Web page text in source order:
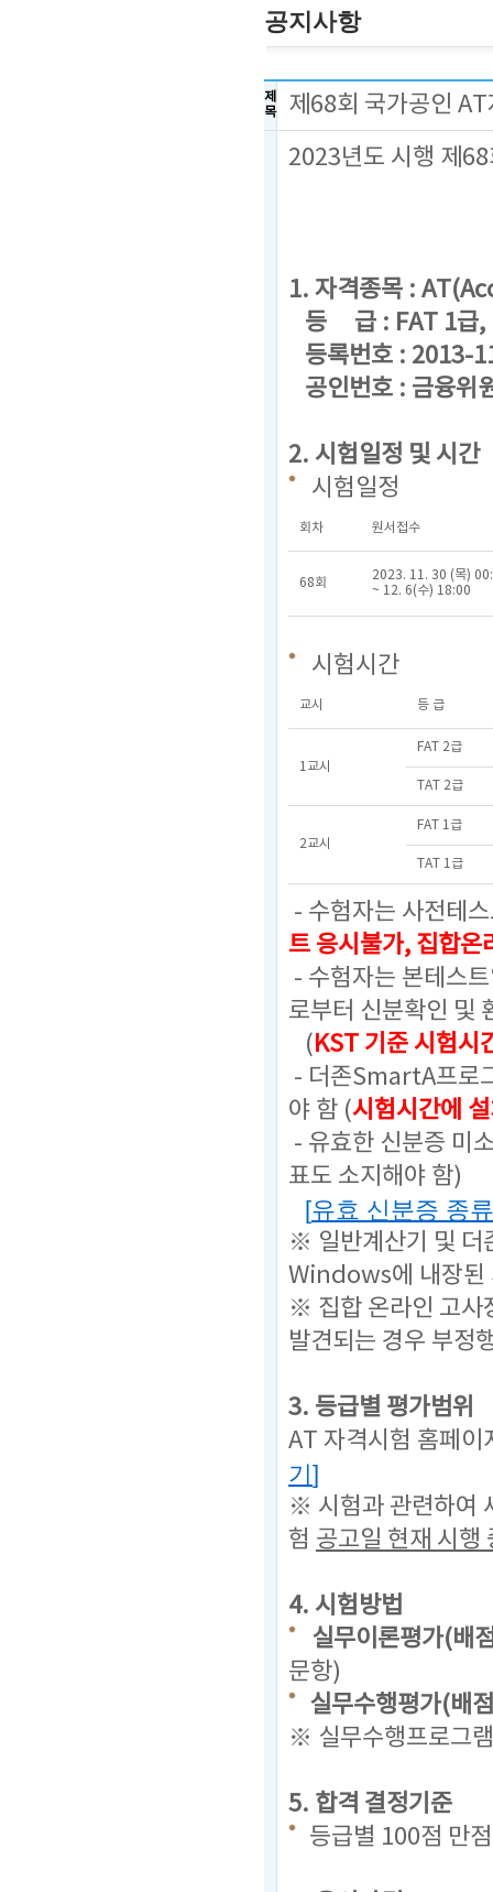
공지사항
제
목
제68회 국가공인
2023년도 시행 제
1. 자격종목 :
등 급 : FAT 1급,
등록번호 : 2013-
공인번호 : 금융위
2. 시험일정 및 시간
시험일정
회차 원서접수
68회
2023. 11. 30 (목)
~ 12. 6(수) 18:00
시험시간
교시 등 급
1교시
FAT 2급
TAT 2급
2교시
FAT 1급
TAT 1급
- 수험자는 사전테
트 응시불가, 집합온
- 수험자는 본테스
로부터 신분확인 및
(KST 기준 시험시
- 더존SmartA프로
야 함 (시험시간에
- 유효한 신분증 미
표도 소지해야 함)
[유효 신분증 종
※ 일반계산기 및 더
Windows에 내장된
※ 집합 온라인 고사
발견되는 경우 부정
3. 등급별 평가범위
AT 자격시험 홈페
기]
※ 시험과 관련하여
험 공고일 현재 시행
4. 시험방법
실무이론평가(배
문항)
실무수행평가(배
※ 실무수행프로그
5. 합격 결정기준
등급별 100점 만